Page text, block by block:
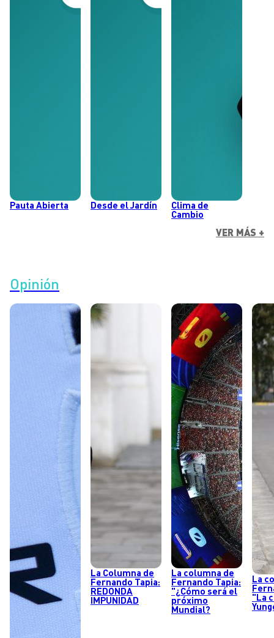
Pauta Abierta Desde el Jardín
Clima de
Cambio
VER MÁS +
Opinión
La Columna de
Fernando Tapia:
REDONDA
IMPUNIDAD
La columna de
Fernando Tapia:
"¿Cómo será el
próximo
Mundial?
La
"La